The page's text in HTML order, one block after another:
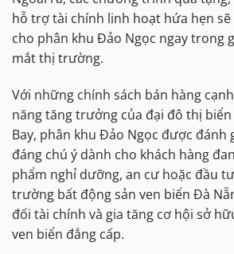
hỗ trợ tài chính linh hoạt hứa hẹn
cho phân khu Đảo Ngọc ngay trong
mắt thị trường.
Với những chính sách bán hàng
năng tăng trưởng của đại đô thị biển
Bay, phân khu Đảo Ngọc được đánh
đáng chú ý dành cho khách hàng
phẩm nghỉ dưỡng, an cư hoặc đầu
trường bất động sản ven biển Đà
đối tài chính và gia tăng cơ hội sở
ven biển đẳng cấp.